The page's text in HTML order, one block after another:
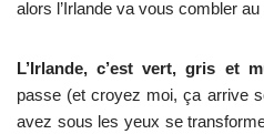
alors l’Irlande va vous combler
L’Irlande, c’est vert, gris et
passe (et croyez moi, ça arrive
avez sous les yeux se